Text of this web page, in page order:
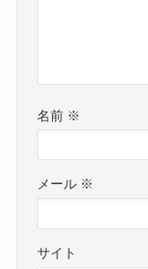
名前 ※
メール ※
サイト